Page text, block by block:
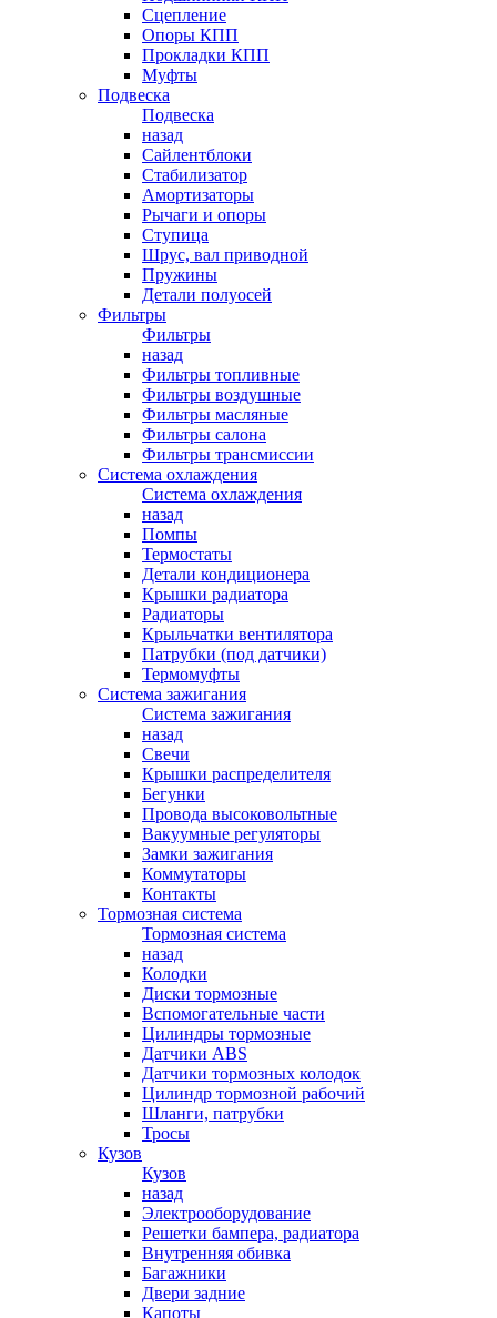
Сцепление
Опоры КПП
Прокладки КПП
Муфты
Подвеска
Подвеска
назад
Сайлентблоки
Стабилизатор
Амортизаторы
Рычаги и опоры
Ступица
Шрус, вал приводной
Пружины
Детали полуосей
Фильтры
Фильтры
назад
Фильтры топливные
Фильтры воздушные
Фильтры масляные
Фильтры салона
Фильтры трансмиссии
Система охлаждения
Система охлаждения
назад
Помпы
Термостаты
Детали кондиционера
Крышки радиатора
Радиаторы
Крыльчатки вентилятора
Патрубки (под датчики)
Термомуфты
Система зажигания
Система зажигания
назад
Свечи
Крышки распределителя
Бегунки
Провода высоковольтные
Вакуумные регуляторы
Замки зажигания
Коммутаторы
Контакты
Тормозная система
Тормозная система
назад
Колодки
Диски тормозные
Вспомогательные части
Цилиндры тормозные
Датчики ABS
Датчики тормозных колодок
Цилиндр тормозной рабочий
Шланги, патрубки
Тросы
Кузов
Кузов
назад
Электрооборудование
Решетки бампера, радиатора
Внутренняя обивка
Багажники
Двери задние
Капоты